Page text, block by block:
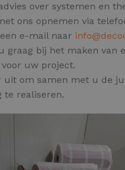
over systemen en
ons opnemen via
e-mail naar
graag bij het maken van
uw project.
uit om samen met u de
te realiseren.